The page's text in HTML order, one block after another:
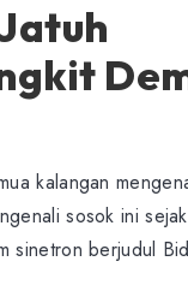
kalangan
sosok ini sejak
sinetron berjudul